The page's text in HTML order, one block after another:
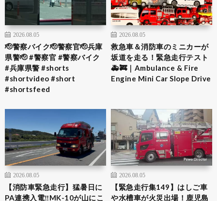
2026.08.05
🫡警察バイク🫡警察官🫡兵庫
県警🫡 #警察官 #警察バイク
#兵庫県警 #shorts
#shortvideo #short
#shortsfeed
2026.08.05
救急車＆消防車のミニカーが
坂道を走る！緊急走行テスト
🚑🚒｜Ambulance & Fire
Engine Mini Car Slope Drive
2026.08.05
【消防車緊急走行】猛暑日に
PA連携入電‼︎MK-10が山にこ
2026.08.05
【緊急走行集149】はしご車
や水槽車が火災出場！鹿児島